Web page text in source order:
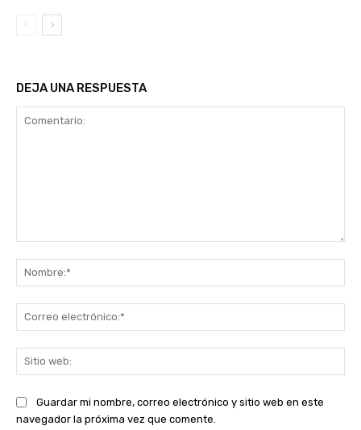
DEJA UNA RESPUESTA
Guardar mi nombre, correo electrónico y sitio web en este
navegador la próxima vez que comente.